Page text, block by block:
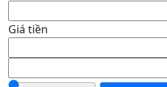
Giá tiền